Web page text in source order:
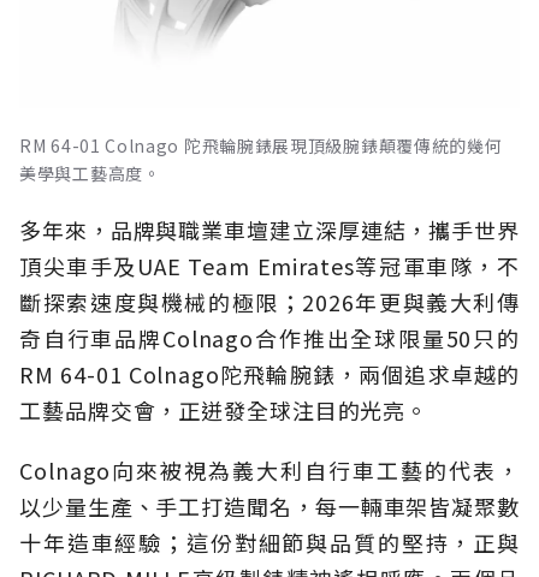
RM 64-01 Colnago 陀飛輪腕錶展現頂級腕錶顛覆傳統的幾何
美學與工藝高度。
多年來，品牌與職業車壇建立深厚連結，攜手世界
頂尖車手及UAE Team Emirates等冠軍車隊，不
斷探索速度與機械的極限；2026年更與義大利傳
奇自行車品牌Colnago合作推出全球限量50只的
RM 64-01 Colnago陀飛輪腕錶，兩個追求卓越的
工藝品牌交會，正迸發全球注目的光亮。
Colnago向來被視為義大利自行車工藝的代表，
以少量生產、手工打造聞名，每一輛車架皆凝聚數
十年造車經驗；這份對細節與品質的堅持，正與